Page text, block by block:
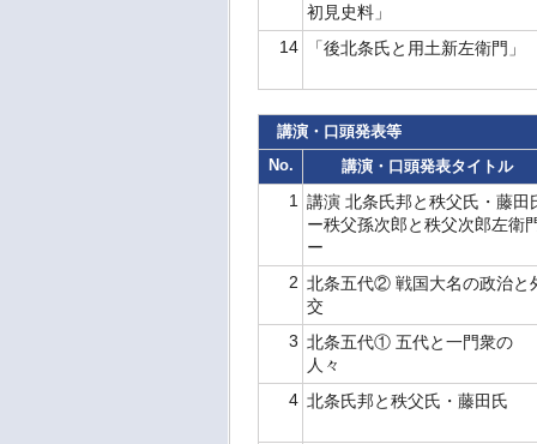
初見史料」
14
「後北条氏と用土新左衛門」
講演・口頭発表等
No.
講演・口頭発表タイトル
1
講演 北条氏邦と秩父氏・藤田
ー秩父孫次郎と秩父次郎左衛
ー
2 北条五代② 戦国大名の政治と
交
3 北条五代① 五代と一門衆の
人々
4 北条氏邦と秩父氏・藤田氏